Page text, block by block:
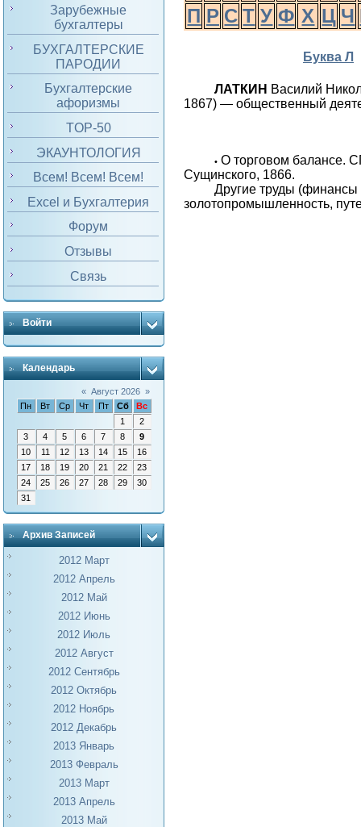
Зарубежные
бухгалтеры
БУХГАЛТЕРСКИЕ
ПАРОДИИ
Бухгалтерские
афоризмы
TOP-50
ЭКАУНТОЛОГИЯ
Всем! Всем! Всем!
Excel и Бухгалтерия
Форум
Отзывы
Связь
Войти
Календарь
« Август 2026 »
Пн
Вт Ср Чт Пт Сб
Вс
1
2
3
4 5 6 7 8
9
10
11 12 13 14 15
16
17
18 19 20 21 22
23
24
25 26 27 28 29
30
31
Архив Записей
2012 Март
2012 Апрель
2012 Май
2012 Июнь
2012 Июль
2012 Август
2012 Сентябрь
2012 Октябрь
2012 Ноябрь
2012 Декабрь
2013 Январь
2013 Февраль
2013 Март
2013 Апрель
2013 Май
П Р С Т У Ф Х Ц Ч
Буква Л
ЛАТКИН Василий
1867) — общественный
• О торговом балансе.
Сущинского, 1866.
Другие труды (финансы
золотопромышленность,